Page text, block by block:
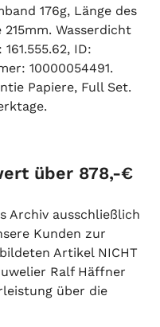
176g, Länge des
Wasserdicht
ID:
10000054491.
Papiere, Full Set.
über 878,-€
Archiv ausschließlich
Kunden zur
Artikel NICHT
Ralf Häffner
über die